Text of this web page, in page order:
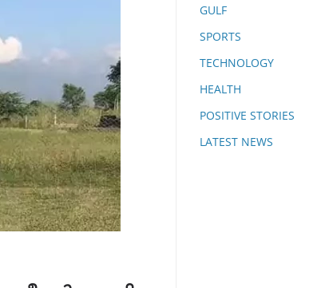
GULF
SPORTS
TECHNOLOGY
HEALTH
POSITIVE STORIES
LATEST NEWS